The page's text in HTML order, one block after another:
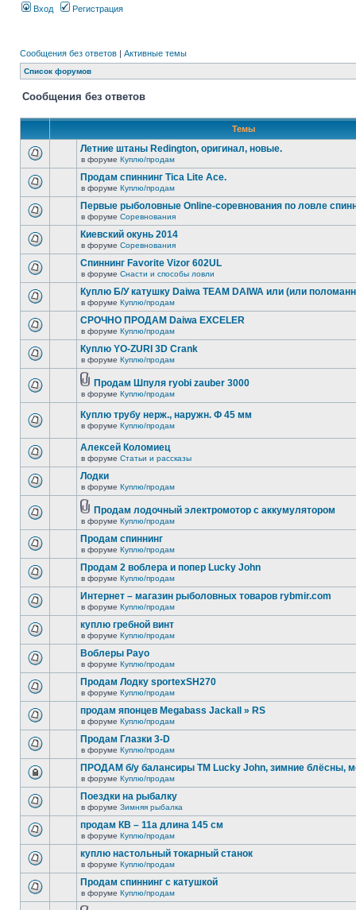
Вход Регистрация
Сообщения без ответов | Активные темы
Список форумов
Сообщения без ответов
Темы
Летние штаны Redington, оригинал, новые.
в форуме Куплю/продам
Продам спиннинг Tica Lite Ace.
в форуме Куплю/продам
Первые рыболовные Online-соревнования по ловле
в форуме Соревнования
Киевский окунь 2014
в форуме Соревнования
Спиннинг Favorite Vizor 602UL
в форуме Снасти и способы ловли
Куплю Б/У катушку Daiwa TEAM DAIWA или (или
в форуме Куплю/продам
СРОЧНО ПРОДАМ Daiwa EXCELER
в форуме Куплю/продам
Куплю YO-ZURI 3D Crank
в форуме Куплю/продам
Продам Шпуля ryobi zauber 3000
в форуме Куплю/продам
Куплю трубу нерж., наружн. Ф 45 мм
в форуме Куплю/продам
Алексей Коломиец
в форуме Статьи и рассказы
Лодки
в форуме Куплю/продам
Продам лодочный электромотор с аккумулятором
в форуме Куплю/продам
Продам спиннинг
в форуме Куплю/продам
Продам 2 воблера и попер Lucky John
в форуме Куплю/продам
Интернет – магазин рыболовных товаров rybmir.com
в форуме Куплю/продам
куплю гребной винт
в форуме Куплю/продам
Воблеры Payo
в форуме Куплю/продам
Продам Лодку sportexSH270
в форуме Куплю/продам
продам японцев Megabass Jackall » RS
в форуме Куплю/продам
Продам Глазки 3-D
в форуме Куплю/продам
ПРОДАМ б/у балансиры ТМ Lucky John, зимние блёсны,
в форуме Куплю/продам
Поездки на рыбалку
в форуме Зимняя рыбалка
продам КВ – 11а длина 145 см
в форуме Куплю/продам
куплю настольный токарный станок
в форуме Куплю/продам
Продам спиннинг с катушкой
в форуме Куплю/продам